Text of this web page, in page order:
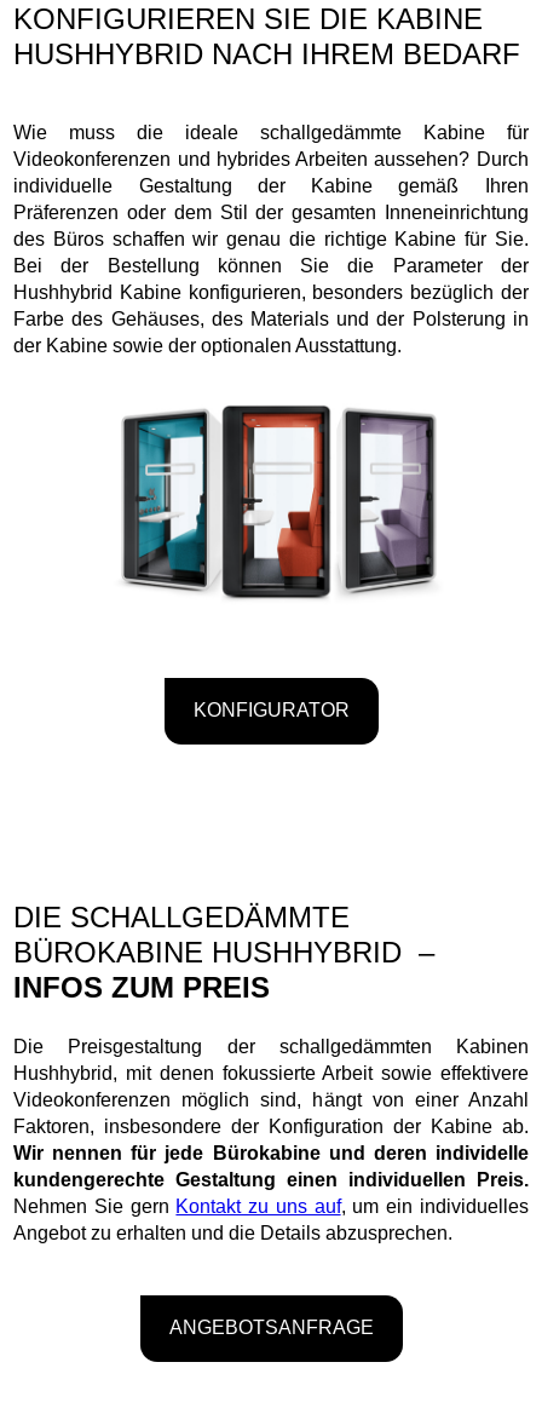
KONFIGURIEREN SIE DIE KABINE
HUSHHYBRID NACH IHREM BEDARF
Wie muss die ideale schallgedämmte Kabine für
Videokonferenzen und hybrides Arbeiten aussehen? Durch
individuelle Gestaltung der Kabine gemäß Ihren
Präferenzen oder dem Stil der gesamten Inneneinrichtung
des Büros schaffen wir genau die richtige Kabine für Sie.
Bei der Bestellung können Sie die Parameter der
Hushhybrid Kabine konfigurieren, besonders bezüglich der
Farbe des Gehäuses, des Materials und der Polsterung in
der Kabine sowie der optionalen Ausstattung.
KONFIGURATOR
DIE SCHALLGEDÄMMTE
BÜROKABINE HUSHHYBRID –
INFOS ZUM PREIS
Die Preisgestaltung der schallgedämmten Kabinen
Hushhybrid, mit denen fokussierte Arbeit sowie effektivere
Videokonferenzen möglich sind, hängt von einer Anzahl
Faktoren, insbesondere der Konfiguration der Kabine ab.
Wir nennen für jede Bürokabine und deren individelle
kundengerechte Gestaltung einen individuellen Preis.
Nehmen Sie gern Kontakt zu uns auf, um ein individuelles
Angebot zu erhalten und die Details abzusprechen.
ANGEBOTSANFRAGE